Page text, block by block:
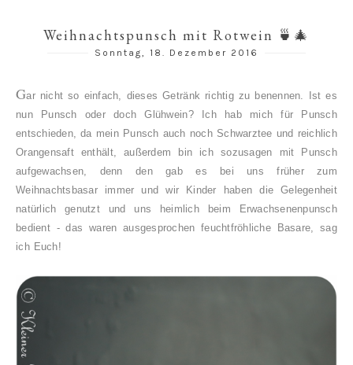
Weihnachtspunsch mit Rotwein 🍵🎄
Sonntag, 18. Dezember 2016
Gar nicht so einfach, dieses Getränk richtig zu benennen. Ist es
nun Punsch oder doch Glühwein? Ich hab mich für Punsch
entschieden, da mein Punsch auch noch Schwarztee und reichlich
Orangensaft enthält, außerdem bin ich sozusagen mit Punsch
aufgewachsen, denn den gab es bei uns früher zum
Weihnachtsbasar immer und wir Kinder haben die Gelegenheit
natürlich genutzt und uns heimlich beim Erwachsenenpunsch
bedient - das waren ausgesprochen feuchtfröhliche Basare, sag
ich Euch!